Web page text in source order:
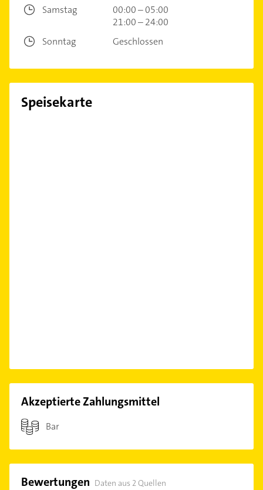
Samstag
00:00 – 05:00
21:00 – 24:00
Sonntag
Geschlossen
Speisekarte
Akzeptierte Zahlungsmittel
Bar
Bewertungen Daten aus 2 Quellen